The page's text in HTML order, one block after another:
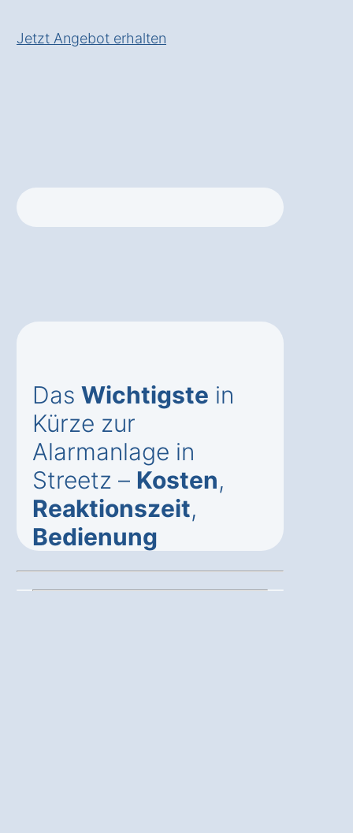
Jetzt Angebot erhalten
Das Wichtigste in
Kürze zur
Alarmanlage in
Streetz – Kosten,
Reaktionszeit,
Bedienung